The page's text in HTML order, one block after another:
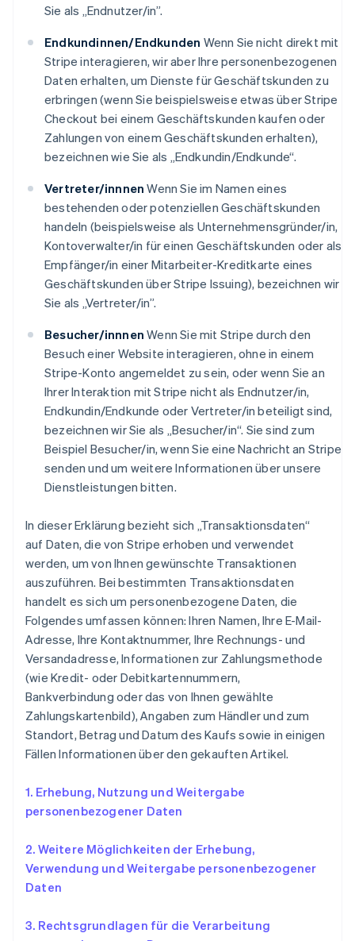
Sie als „Endnutzer/in”.
Endkundinnen/Endkunden Wenn Sie nicht direkt mit
Stripe interagieren, wir aber Ihre personenbezogenen
Daten erhalten, um Dienste für Geschäftskunden zu
erbringen (wenn Sie beispielsweise etwas über Stripe
Checkout bei einem Geschäftskunden kaufen oder
Zahlungen von einem Geschäftskunden erhalten),
bezeichnen wie Sie als „Endkundin/Endkunde“.
Vertreter/innnen Wenn Sie im Namen eines
bestehenden oder potenziellen Geschäftskunden
handeln (beispielsweise als Unternehmensgründer/in,
Kontoverwalter/in für einen Geschäftskunden oder als
Empfänger/in einer Mitarbeiter-Kreditkarte eines
Geschäftskunden über Stripe Issuing), bezeichnen wir
Sie als „Vertreter/in”.
Besucher/innnen Wenn Sie mit Stripe durch den
Besuch einer Website interagieren, ohne in einem
Stripe-Konto angemeldet zu sein, oder wenn Sie an
Ihrer Interaktion mit Stripe nicht als Endnutzer/in,
Endkundin/Endkunde oder Vertreter/in beteiligt sind,
bezeichnen wir Sie als „Besucher/in“. Sie sind zum
Beispiel Besucher/in, wenn Sie eine Nachricht an Stripe
senden und um weitere Informationen über unsere
Dienstleistungen bitten.
In dieser Erklärung bezieht sich „Transaktionsdaten“
auf Daten, die von Stripe erhoben und verwendet
werden, um von Ihnen gewünschte Transaktionen
auszuführen. Bei bestimmten Transaktionsdaten
handelt es sich um personenbezogene Daten, die
Folgendes umfassen können: Ihren Namen, Ihre E-Mail-
Adresse, Ihre Kontaktnummer, Ihre Rechnungs- und
Versandadresse, Informationen zur Zahlungsmethode
(wie Kredit- oder Debitkartennummern,
Bankverbindung oder das von Ihnen gewählte
Zahlungskartenbild), Angaben zum Händler und zum
Standort, Betrag und Datum des Kaufs sowie in einigen
Fällen Informationen über den gekauften Artikel.
1. Erhebung, Nutzung und Weitergabe
personenbezogener Daten
2. Weitere Möglichkeiten der Erhebung,
Verwendung und Weitergabe personenbezogener
Daten
3. Rechtsgrundlagen für die Verarbeitung